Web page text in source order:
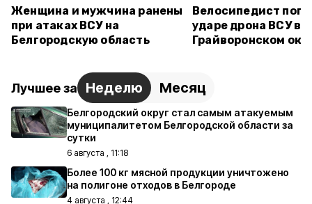
Женщина и мужчина ранены
при атаках ВСУ на
Белгородскую область
Велосипедист
ударе дрона ВСУ в
Грайворонском
Лучшее за Неделю Месяц
Белгородский округ стал самым атакуемым
муниципалитетом Белгородской области за
сутки
6 августа , 11:18
Более 100 кг мясной продукции уничтожено
на полигоне отходов в Белгороде
4 августа , 12:44